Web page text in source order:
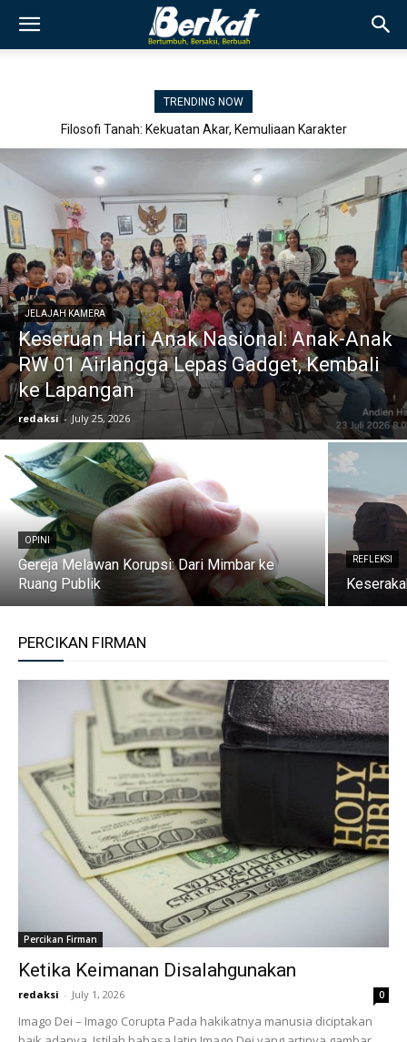
TRENDING NOW
Keseruan Hari Anak Nasional: Anak-Anak RW 01 Airlangga Lepas
JELAJAH KAMERA
Keseruan Hari Anak Nasional: Anak-Anak
RW 01 Airlangga Lepas Gadget, Kembali
ke Lapangan
redaksi - July 25, 2026
OPINI
Gereja Melawan Korupsi: Dari Mimbar ke
Ruang Publik
REFLEKSI
PERCIKAN FIRMAN
Percikan Firman
Ketika Keimanan Disalahgunakan
redaksi - July 1, 2026 0
Imago Dei – Imago Corupta Pada hakikatnya manusia diciptakan